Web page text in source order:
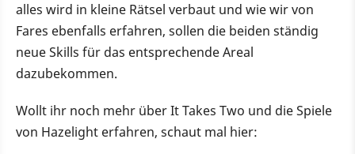
alles wird in kleine Rätsel verbaut und wie wir von
Fares ebenfalls erfahren, sollen die beiden ständig
neue Skills für das entsprechende Areal
dazubekommen.
Wollt ihr noch mehr über It Takes Two und die Spiele
von Hazelight erfahren, schaut mal hier: